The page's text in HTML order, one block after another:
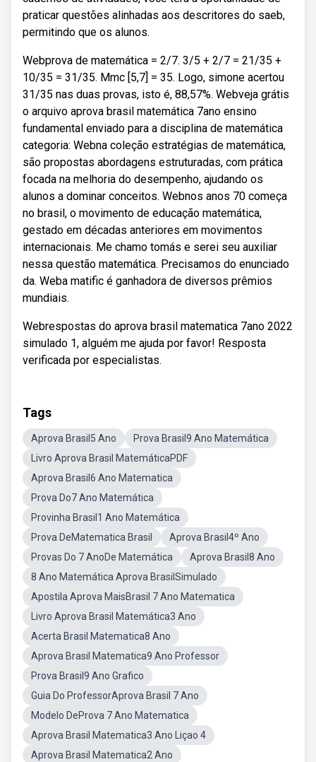
praticar questões alinhadas aos descritores do saeb,
permitindo que os alunos.
Webprova de matemática = 2/7. 3/5 + 2/7 = 21/35 +
10/35 = 31/35. Mmc [5,7] = 35. Logo, simone acertou
31/35 nas duas provas, isto é, 88,57%. Webveja grátis
o arquivo aprova brasil matemática 7ano ensino
fundamental enviado para a disciplina de matemática
categoria: Webna coleção estratégias de matemática,
são propostas abordagens estruturadas, com prática
focada na melhoria do desempenho, ajudando os
alunos a dominar conceitos. Webnos anos 70 começa
no brasil, o movimento de educação matemática,
gestado em décadas anteriores em movimentos
internacionais. Me chamo tomás e serei seu auxiliar
nessa questão matemática. Precisamos do enunciado
da. Weba matific é ganhadora de diversos prêmios
mundiais.
Webrespostas do aprova brasil matematica 7ano 2022
simulado 1, alguém me ajuda por favor! Resposta
verificada por especialistas.
Tags
Aprova Brasil5 Ano
Prova Brasil9 Ano Matemática
Livro Aprova Brasil MatemáticaPDF
Aprova Brasil6 Ano Matematica
Prova Do7 Ano Matemática
Provinha Brasil1 Ano Matemática
Prova DeMatematica Brasil
Aprova Brasil4º Ano
Provas Do 7 AnoDe Matemática
Aprova Brasil8 Ano
8 Ano Matemática Aprova BrasilSimulado
Apostila Aprova MaisBrasil 7 Ano Matematica
Livro Aprova Brasil Matemática3 Ano
Acerta Brasil Matematica8 Ano
Aprova Brasil Matematica9 Ano Professor
Prova Brasil9 Ano Grafico
Guia Do ProfessorAprova Brasil 7 Ano
Modelo DeProva 7 Ano Matematica
Aprova Brasil Matematica3 Ano Liçao 4
Aprova Brasil Matematica2 Ano